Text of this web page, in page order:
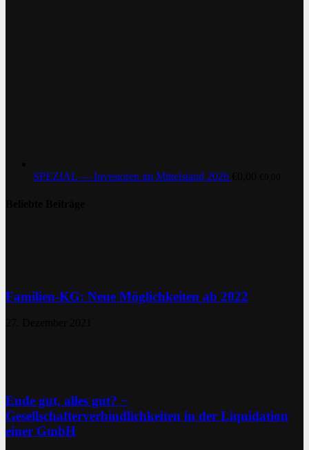
SPEZIAL — Investoren im Mittelstand 2026
Familien-KG: Neue Möglichkeiten ab 2022
Ende gut, alles gut? −
Gesellschafterverbindlichkeiten in der Liquidation
einer GmbH